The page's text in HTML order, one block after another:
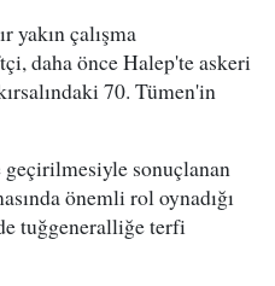
yakın çalışma
daha önce Halep'te askeri
70. Tümen'in
geçirilmesiyle sonuçlanan
önemli rol oynadığı
tuğgeneralliğe terfi